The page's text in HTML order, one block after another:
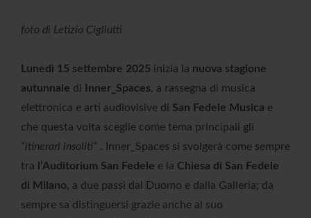
foto di Letizia Cigliutti
Lunedì 15 settembre 2025 inizia la nuova stagione
autunnale di Inner_Spaces, a rassegna di musica
elettronica e arti audiovisive di San Fedele Musica e
che questa volta sceglie come tema principali gli
“itinerari insoliti” . Inner_Spaces si svolgerà come sempre
tra
l’Auditorium San Fedele e la Chiesa di San Fedele
di Milano, a due passi dal Duomo e dalla Galleria; da
sempre sa distinguersi grazie anche al suo